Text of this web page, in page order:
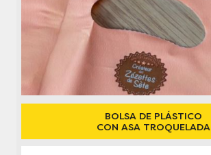
BOLSA DE PLÁSTICO
CON ASA TROQUELADA